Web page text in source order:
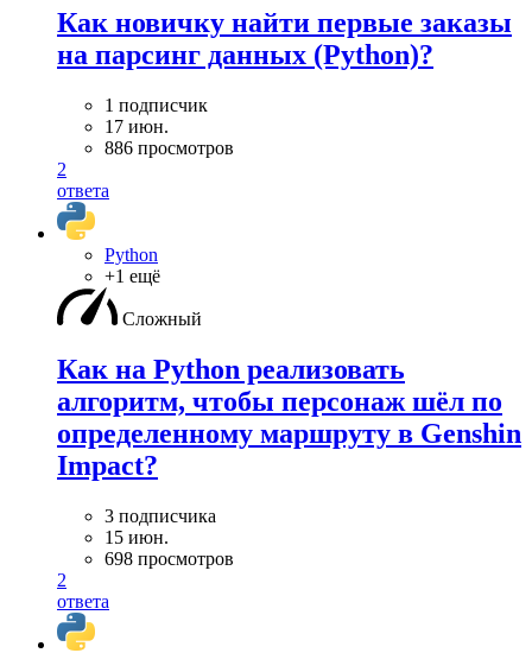
Как новичку найти первые заказы
на парсинг данных (Python)?
1 подписчик
17 июн.
886 просмотров
2
ответа
Python
+1 ещё
Сложный
Как на Python реализовать
алгоритм, чтобы персонаж шёл по
определенному маршруту в Genshin
Impact?
3 подписчика
15 июн.
698 просмотров
2
ответа